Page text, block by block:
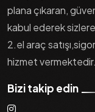
plana çıkaran,
kabul ederek sizlere
2.el araç
hizmet vermektedir.
Bizi takip edin